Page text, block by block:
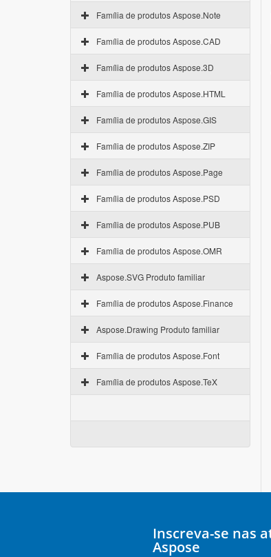
Família de produtos Aspose.Note
Família de produtos Aspose.CAD
Família de produtos Aspose.3D
Família de produtos Aspose.HTML
Família de produtos Aspose.GIS
Família de produtos Aspose.ZIP
Família de produtos Aspose.Page
Família de produtos Aspose.PSD
Família de produtos Aspose.PUB
Família de produtos Aspose.OMR
Aspose.SVG Produto familiar
Família de produtos Aspose.Finance
Aspose.Drawing Produto familiar
Família de produtos Aspose.Font
Família de produtos Aspose.TeX
Inscreva-se nas
Aspose